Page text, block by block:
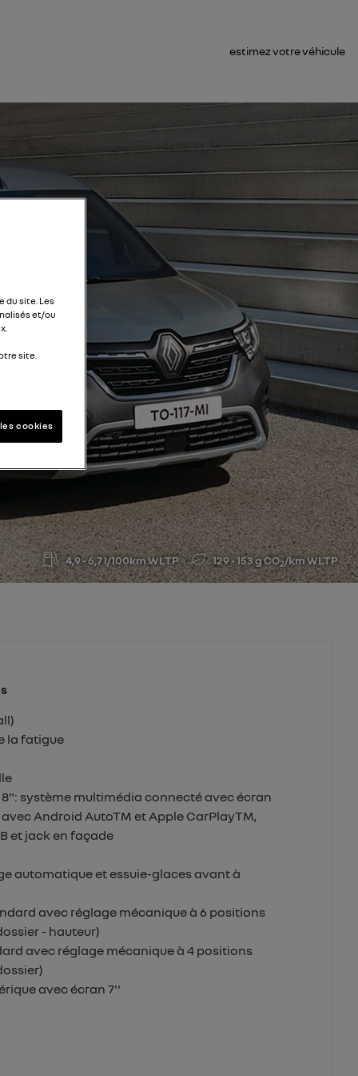
estimez votre véhicule
4,9 - 6,7 l/100km WLTP 129 - 153 g CO2/km WLTP
la fatigue
système multimédia connecté avec écran
Android AutoTM et Apple CarPlayTM,
et jack en façade
automatique et essuie-glaces avant à
avec réglage mécanique à 6 positions
- hauteur)
avec réglage mécanique à 4 positions
avec écran 7''
du site. Les
et/ou
site.
cookies